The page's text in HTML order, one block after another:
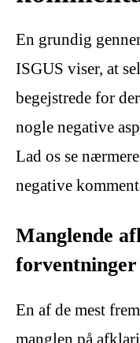
En grundig
ISGUS viser, at
begejstrede for
nogle negative
Lad os se
negative
Manglende
forventninger
En af de mest
manglen på